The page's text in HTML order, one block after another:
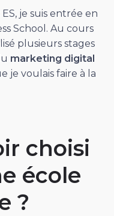
je suis entrée en
School. Au cours
plusieurs stages
marketing digital
je voulais faire à la
choisi
école
?